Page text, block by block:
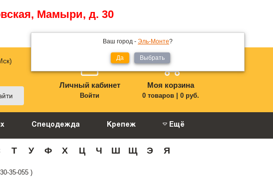
Мамыри, д. 30
Ваш город - Эль-Монте?
Да Выбрать
Личный кабинет
Войти
Моя корзина
0 товаров| 0 руб.
Спецодежда Крепеж Ещё
Т У Ф Х Ц Ч Ш Щ Э Я
35-055 )